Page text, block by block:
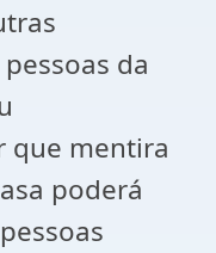
da
que mentira
poderá